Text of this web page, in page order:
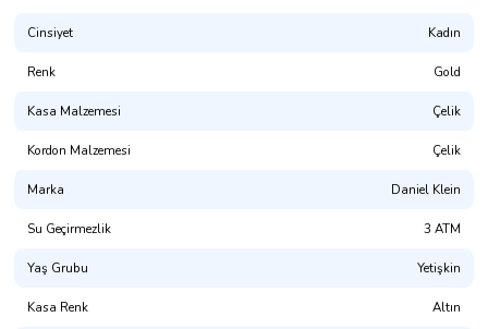
Cinsiyet Kadın
Renk Gold
Kasa Malzemesi Çelik
Kordon Malzemesi Çelik
Marka Daniel Klein
Su Geçirmezlik 3 ATM
Yaş Grubu Yetişkin
Kasa Renk Altın